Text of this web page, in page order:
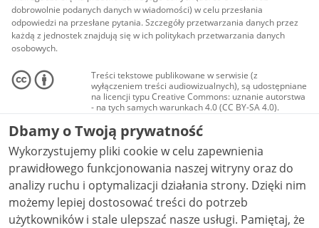
dobrowolnie podanych danych w wiadomości) w celu przesłania
odpowiedzi na przesłane pytania. Szczegóły przetwarzania danych przez
każdą z jednostek znajdują się w ich politykach przetwarzania danych
osobowych.
Treści tekstowe publikowane w serwisie (z
wyłączeniem treści audiowizualnych), są udostępniane
na licencji typu Creative Commons: uznanie autorstwa
- na tych samych warunkach 4.0 (CC BY-SA 4.0).
Materiały audiowizualne, w tym zdjęcia, materiały
audio i wideo, są udostępniane na licencji typu
Creative Commons: uznanie autorstwa użycie
niekomercyjne - bez utworów zależnych 4.0 (CC BY-
NC-ND 4.0), o ile nie jest to stwierdzone inaczej.
Dbamy o Twoją prywatność
Wykorzystujemy pliki cookie w celu zapewnienia
prawidłowego funkcjonowania naszej witryny oraz do
analizy ruchu i optymalizacji działania strony. Dzięki nim
możemy lepiej dostosować treści do potrzeb
użytkowników i stale ulepszać nasze usługi. Pamiętaj, że